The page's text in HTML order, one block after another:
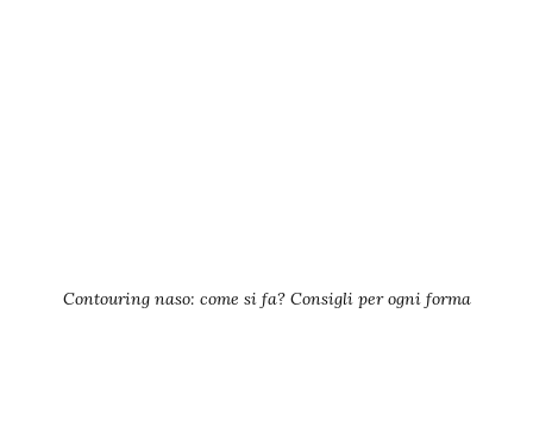
Contouring naso: come si fa? Consigli per ogni forma